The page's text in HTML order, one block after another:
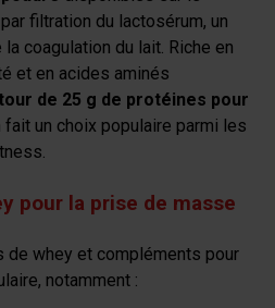
filtration du lactosérum, un
coagulation du lait. Riche en
et en acides aminés
de 25 g de protéines pour
fait un choix populaire parmi les
pour la prise de masse
whey et compléments pour
notamment :